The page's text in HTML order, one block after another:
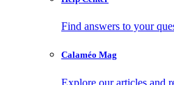
Find answers to your
Calaméo Mag
Explore our articles and